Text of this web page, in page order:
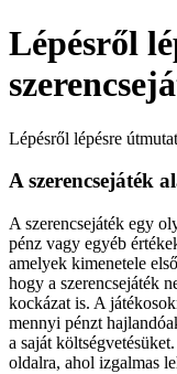
Lépésről
Lépésről lépésre
A szerencsejáték
A szerencsejáték egy
pénz vagy egyéb
amelyek kimenetele
hogy a szerencsejáték
kockázat is. A
mennyi pénzt
a saját
oldalra, ahol izgalmas